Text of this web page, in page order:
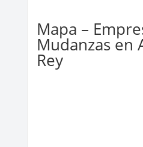
Mapa –
Mudanzas en
Rey